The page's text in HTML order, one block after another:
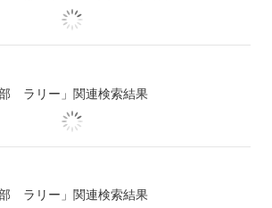
ラリー」関連検索結果
ラリー」関連検索結果